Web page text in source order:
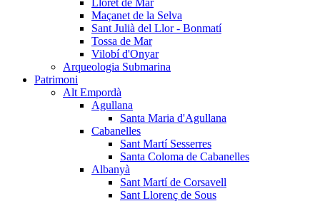
Lloret de Mar
Maçanet de la Selva
Sant Julià del Llor - Bonmatí
Tossa de Mar
Vilobí d'Onyar
Arqueologia Submarina
Patrimoni
Alt Empordà
Agullana
Santa Maria d'Agullana
Cabanelles
Sant Martí Sesserres
Santa Coloma de Cabanelles
Albanyà
Sant Martí de Corsavell
Sant Llorenç de Sous